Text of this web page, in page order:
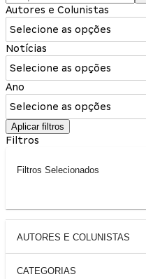
Autores e Colunistas
Selecione as opções
Notícias
Selecione as opções
Ano
Selecione as opções
Aplicar filtros
Filtros
Filtros Selecionados
AUTORES E COLUNISTAS
CATEGORIAS